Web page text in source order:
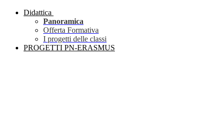
Didattica
Panoramica
Offerta Formativa
I progetti delle classi
PROGETTI PN-ERASMUS